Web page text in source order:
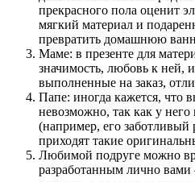
прекрасного пола оценит
мягкий материал и
превратить домашнюю
Маме: в презенте для
значимость, любовь к ней,
выполненные на заказ,
Папе: иногда кажется, что
невозможно, так как у него
(например, его
приходят такие
Любимой подруге можно
разработанным лично вами